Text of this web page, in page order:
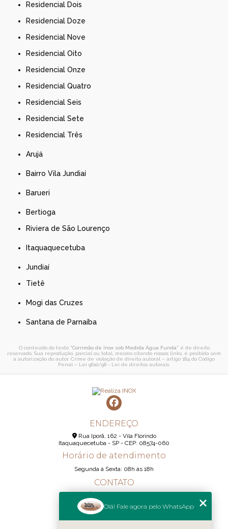
Residencial Dois
Residencial Doze
Residencial Nove
Residencial Oito
Residencial Onze
Residencial Quatro
Residencial Seis
Residencial Sete
Residencial Três
Arujá
Bairro Vila Jundiaí
Barueri
Bertioga
Riviera de São Lourenço
Itaquaquecetuba
Jundiaí
Tietê
Mogi das Cruzes
Santana de Parnaíba
O conteúdo do texto "Corrimão de Inox sob Medida Água Funda" é de direito
reservado. Sua reprodução, parcial ou total, mesmo citando nossos links, é proibida sem
a autorização do autor. Crime de violação de direito autoral – artigo 184 do Código
Penal – Lei 9610/98 - Lei de direitos autorais.
ENDEREÇO
Rua Iporã, 162 - Vila Florindo
Itaquaquecetuba - SP - CEP: 08574-060
Horário de atendimento
Segunda á Sexta: 08h ás 18h
CONTATO
(11) 98189-1344
Olá! Fale agora pelo WhatsApp